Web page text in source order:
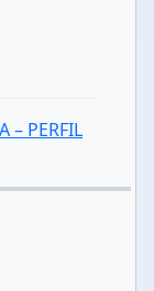
– PERFIL